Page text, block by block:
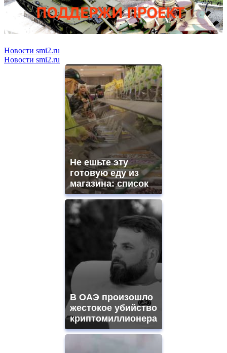
Новости smi2.ru
Новости smi2.ru
Не ешьте эту
готовую еду из
магазина: список
В ОАЭ произошло
жестокое убийство
криптомиллионера